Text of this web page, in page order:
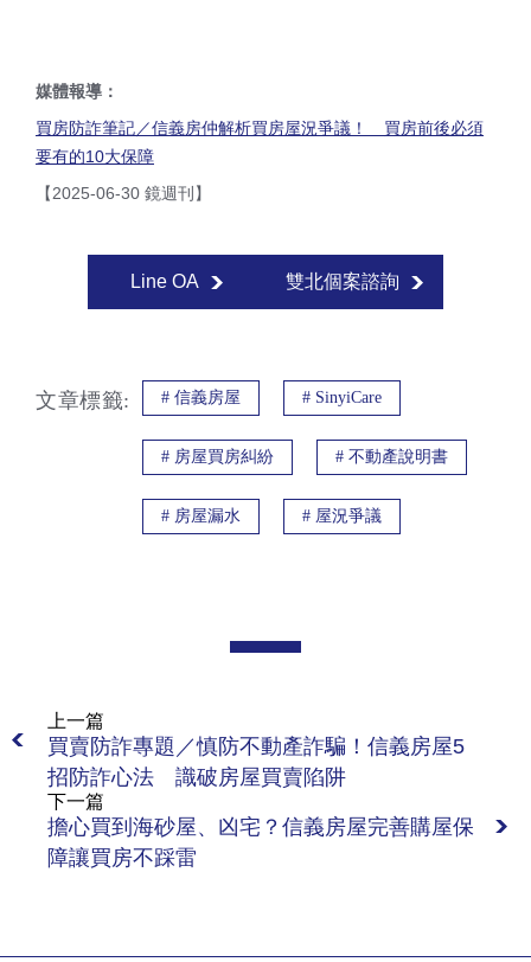
媒體報導：
買房防詐筆記／信義房仲解析買房屋況爭議！ 買房前後必須
要有的10大保障
【2025-06-30 鏡週刊】
Line OA 雙北個案諮詢
文章標籤: # 信義房屋 # SinyiCare
# 房屋買房糾紛 # 不動產說明書
# 房屋漏水 # 屋況爭議
上一篇
買賣防詐專題／慎防不動產詐騙！信義房屋5
招防詐心法 識破房屋買賣陷阱
下一篇
擔心買到海砂屋、凶宅？信義房屋完善購屋保
障讓買房不踩雷